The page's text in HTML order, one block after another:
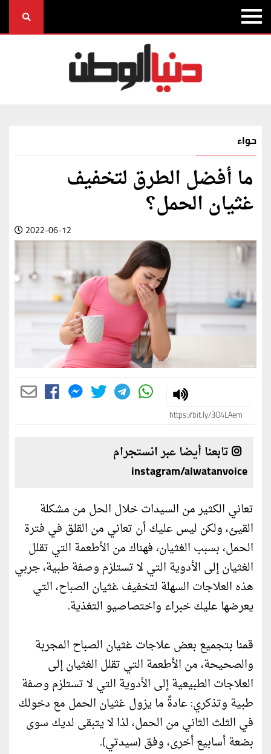
حواء
ما أفضل الطرق لتخفيف
غثيان الحمل؟
2022-06-12
تابعنا أيضا عبر انستجرام
instagram/alwatanvoice
تعاني الكثير من السيدات خلال الحل من مشكلة
القيئ، ولكن ليس عليك أن تعاني من القلق في فترة
الحمل، بسبب الغثيان، فهناك من الأطعمة التي تقلل
الغثيان إلى الأدوية التي لا تستلزم وصفة طبية، جربي
هذه العلاجات السهلة لتخفيف غثيان الصباح، التي
يعرضها عليك خبراء واختصاصيو التغذية.
قمنا بتجميع بعض علاجات غثيان الصباح المجربة
والصحيحة، من الأطعمة التي تقلل الغثيان إلى
العلاجات الطبيعية إلى الأدوية التي لا تستلزم وصفة
طبية وتذكري: عادةً ما يزول غثيان الحمل مع دخولك
في الثلث الثاني من الحمل، لذا لا يتبقى لديك سوى
بضعة أسابيع أخرى، وفق (سيدتي).